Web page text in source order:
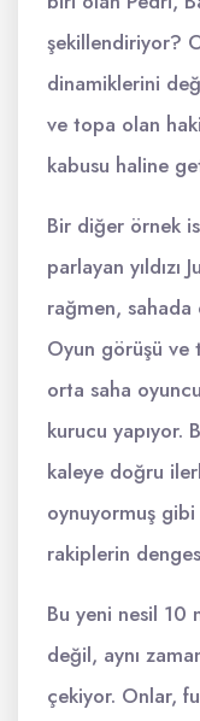
şekillendiriyor?
dinamiklerini
ve topa olan
kabusu haline
Bir diğer örnek
parlayan yıldızı
rağmen,
Oyun görüşü
orta saha
kurucu yapıyor.
kaleye doğru
oynuyormuş
rakiplerin
Bu yeni nesil 10
değil, aynı
çekiyor. Onlar,